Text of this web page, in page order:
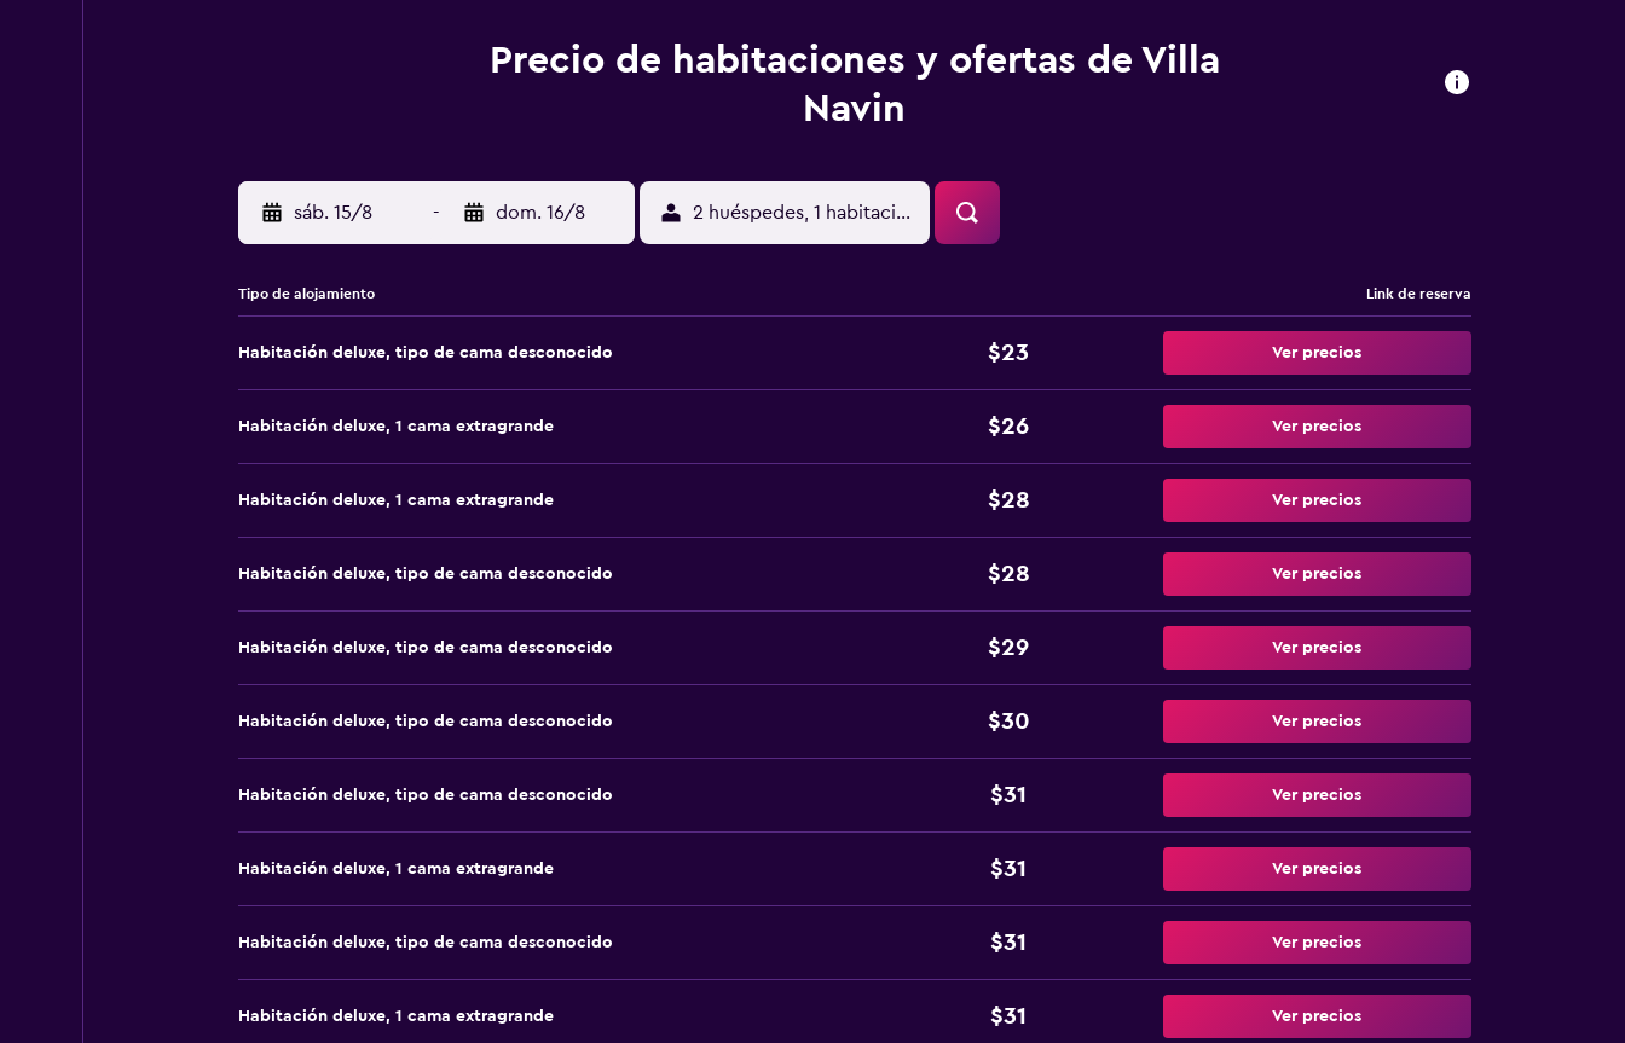
Precio de habitaciones y ofertas de Villa
Navin
sáb. 15/8 - dom. 16/8 2 huéspedes, 1 habitación
Tipo de alojamiento Link de reserva
Habitación deluxe, tipo de cama desconocido $23 Ver precios
Habitación deluxe, 1 cama extragrande $26 Ver precios
Habitación deluxe, 1 cama extragrande $28 Ver precios
Habitación deluxe, tipo de cama desconocido $28 Ver precios
Habitación deluxe, tipo de cama desconocido $29 Ver precios
Habitación deluxe, tipo de cama desconocido $30 Ver precios
Habitación deluxe, tipo de cama desconocido $31 Ver precios
Habitación deluxe, 1 cama extragrande $31 Ver precios
Habitación deluxe, tipo de cama desconocido $31 Ver precios
Habitación deluxe, 1 cama extragrande $31 Ver precios